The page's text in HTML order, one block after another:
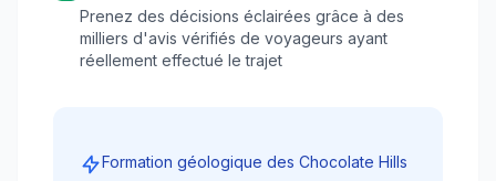
Prenez des décisions éclairées grâce à des
milliers d'avis vérifiés de voyageurs ayant
réellement effectué le trajet
Formation géologique des Chocolate Hills